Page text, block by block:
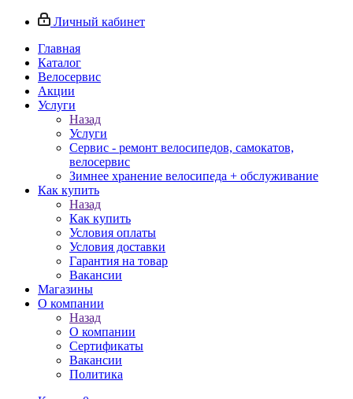
Личный кабинет
Главная
Каталог
Велосервис
Акции
Услуги
Назад
Услуги
Сервис - ремонт велосипедов, самокатов,
велосервис
Зимнее хранение велосипеда + обслуживание
Как купить
Назад
Как купить
Условия оплаты
Условия доставки
Гарантия на товар
Вакансии
Магазины
О компании
Назад
О компании
Сертификаты
Вакансии
Политика